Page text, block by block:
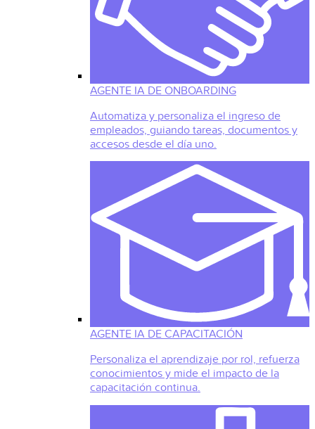
AGENTE IA DE ONBOARDING
Automatiza y personaliza el ingreso de
empleados, guiando tareas, documentos y
accesos desde el día uno.
AGENTE IA DE CAPACITACIÓN
Personaliza el aprendizaje por rol, refuerza
conocimientos y mide el impacto de la
capacitación continua.